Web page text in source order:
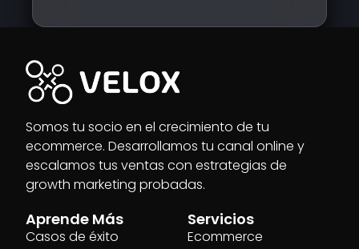
Somos tu socio en el crecimiento de tu
ecommerce. Desarrollamos tu canal online y
escalamos tus ventas con estrategias de
growth marketing probadas.
Aprende Más
Casos de éxito
Servicios
Ecommerce